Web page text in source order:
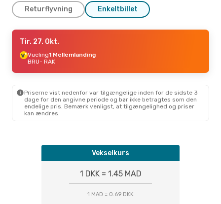
Returflyvning Enkeltbillet
Fre. 28. Aug.
RyanairDirekte
BRU- RAK
1 Mellemlanding
Tir. 27. Okt.
Vueling1 Mellemlanding
BRU- RAK
Priserne vist nedenfor var tilgængelige inden for de sidste 3
dage for den angivne periode og bør ikke betragtes som den
endelige pris. Bemærk venligst, at tilgængelighed og priser
kan ændres.
Vekselkurs
1 DKK = 1.45 MAD
1 MAD = 0.69 DKK